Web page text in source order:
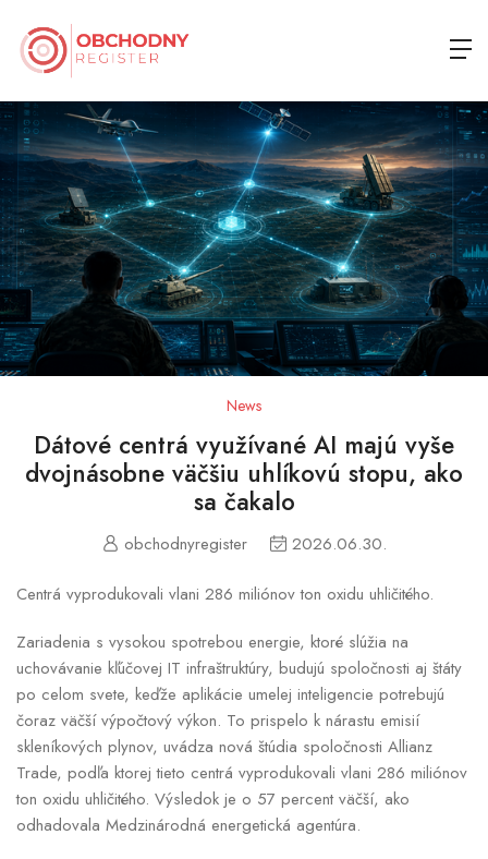
News
Dátové centrá využívané AI majú vyše
dvojnásobne väčšiu uhlíkovú stopu, ako
sa čakalo
obchodnyregister 2026.06.30.
Centrá vyprodukovali vlani 286 miliónov ton oxidu uhličitého.
Zariadenia s vysokou spotrebou energie, ktoré slúžia na
uchovávanie kľúčovej IT infraštruktúry, budujú spoločnosti aj štáty
po celom svete, keďže aplikácie umelej inteligencie potrebujú
čoraz väčší výpočtový výkon. To prispelo k nárastu emisií
skleníkových plynov, uvádza nová štúdia spoločnosti Allianz
Trade, podľa ktorej tieto centrá vyprodukovali vlani 286 miliónov
ton oxidu uhličitého. Výsledok je o 57 percent väčší, ako
odhadovala Medzinárodná energetická agentúra.